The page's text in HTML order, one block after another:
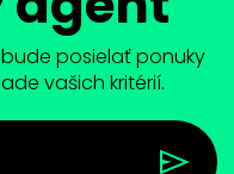
posielať ponuky
vašich kritérií.